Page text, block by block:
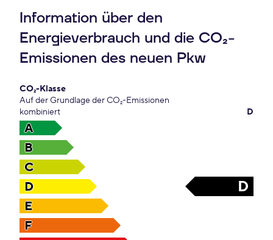
Information über den
Energieverbrauch und die CO₂-
Emissionen des neuen Pkw
CO₂-Klasse
Auf der Grundlage der CO₂-Emissionen
kombiniert
D
A
B
C
D
D
E
F